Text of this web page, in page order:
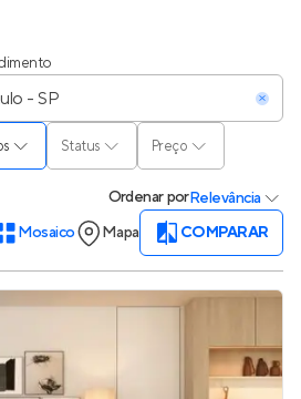
Status Preço
OrdenarporRelevância
Mosaico
Mapa COMPARAR